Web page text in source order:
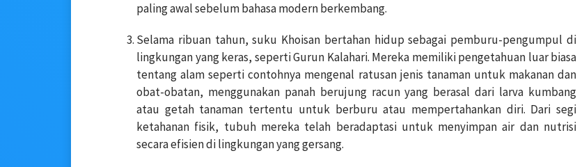
paling awal sebelum bahasa modern berkembang.
Selama ribuan tahun, suku Khoisan bertahan hidup sebagai pemburu-pengumpul di
lingkungan yang keras, seperti Gurun Kalahari. Mereka memiliki pengetahuan luar biasa
tentang alam seperti contohnya mengenal ratusan jenis tanaman untuk makanan dan
obat-obatan, menggunakan panah berujung racun yang berasal dari larva kumbang
atau getah tanaman tertentu untuk berburu atau mempertahankan diri. Dari segi
ketahanan fisik, tubuh mereka telah beradaptasi untuk menyimpan air dan nutrisi
secara efisien di lingkungan yang gersang.